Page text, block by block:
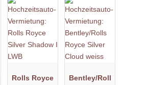
Rolls Royce
Bentley/Roll